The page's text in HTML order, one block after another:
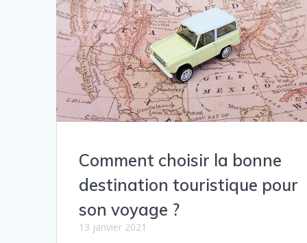
Comment choisir la bonne
destination touristique pour
son voyage ?
13 janvier 2021